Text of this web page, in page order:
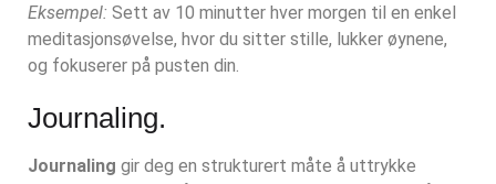
Eksempel: Sett av 10 minutter hver morgen til en enkel
meditasjonsøvelse, hvor du sitter stille, lukker øynene,
og fokuserer på pusten din.
Journaling.
Journaling gir deg en strukturert måte å uttrykke